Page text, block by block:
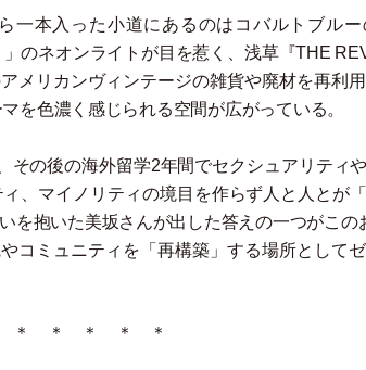
一本入った小道にあるのはコバルトブルー
」のネオンライトが目を惹く、浅草『THE
メリカンヴィンテージの雑貨や廃材を再利
を色濃く感じられる空間が広がっている。
その後の海外留学2年間でセクシュアリティ
、マイノリティの境目を作らず人と人とが 「
を抱いた美坂さんが出した答えの一つがこの
コミュニティを 「 再構築」 する場所として
＊ ＊ ＊ ＊ ＊